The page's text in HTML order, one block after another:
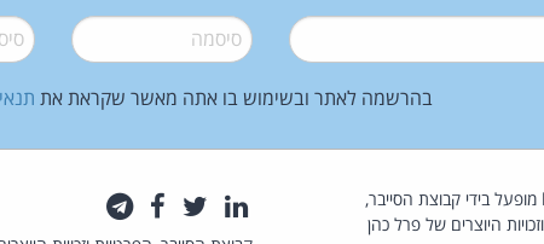
סיסמה*
בהרשמה לאתר ובשימוש בו אתה מאשר שקראת את
law.co.il מופעל בידי קבוצת הסייבר,
היוצרים של פרל כהן
לינקדאין
טוויטרפייסבוק